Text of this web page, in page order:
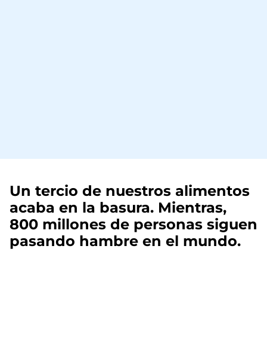
Un tercio de nuestros alimentos
acaba en la basura. Mientras,
800 millones de personas siguen
pasando hambre en el mundo.